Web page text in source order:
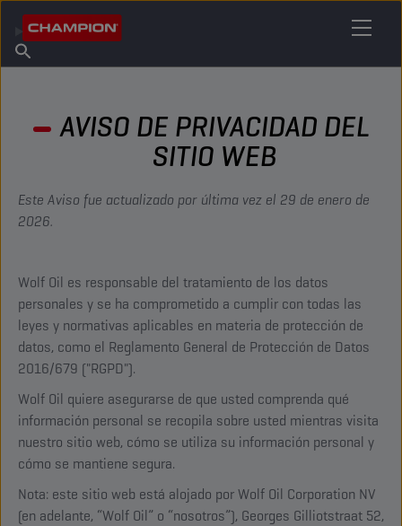
Acerca de champion
Encuentra un punto de venta
AVISO DE PRIVACIDAD DEL
SITIO WEB
Este Aviso fue actualizado por última vez el 29 de enero de
2026.
Wolf Oil es responsable del tratamiento de los datos
personales y se ha comprometido a cumplir con todas las
leyes y normativas aplicables en materia de protección de
datos, como el Reglamento General de Protección de Datos
2016/679 ("RGPD").
Wolf Oil quiere asegurarse de que usted comprenda qué
información personal se recopila sobre usted mientras visita
nuestro sitio web, cómo se utiliza su información personal y
cómo se mantiene segura.
Nota: este sitio web está alojado por Wolf Oil Corporation NV
(en adelante, “Wolf Oil” o “nosotros”), Georges Gilliotstraat 52,